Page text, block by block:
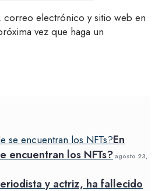
electrónico y sitio web en
vez que haga un
En
encuentran los NFTs?agosto 23,
y actriz, ha fallecido